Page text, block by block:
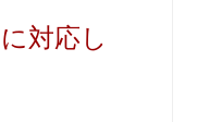
対応し